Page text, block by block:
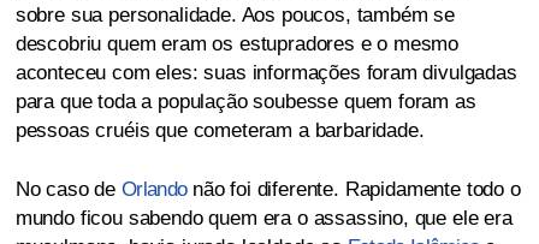
sobre sua personalidade. Aos poucos, também se
descobriu quem eram os estupradores e o mesmo
aconteceu com eles: suas informações foram divulgadas
para que toda a população soubesse quem foram as
pessoas cruéis que cometeram a barbaridade.
No caso de Orlandonão foi diferente. Rapidamente todo o
mundo ficou sabendo quem era o assassino, que ele era